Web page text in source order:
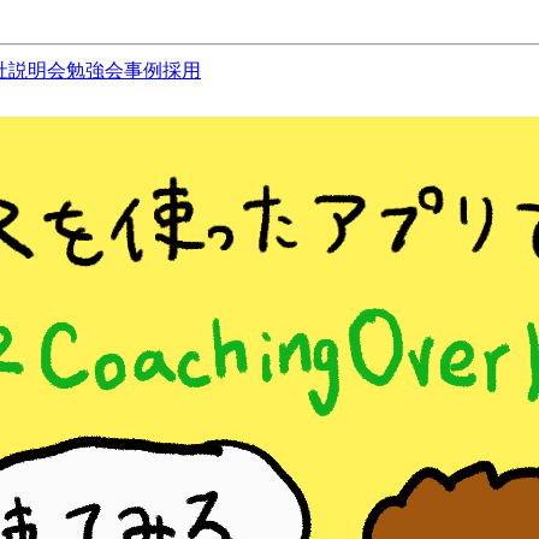
説明会勉強会事例採用